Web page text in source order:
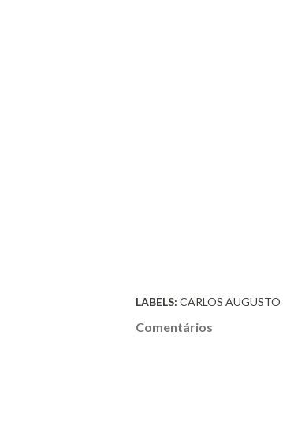
LABELS: CARLOS
Comentários